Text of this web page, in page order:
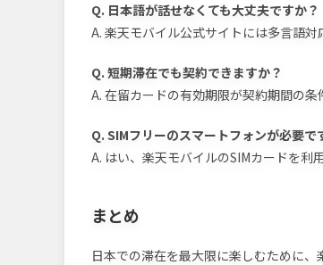
Q. 日本語が話せなくても大丈夫ですか？
A. 楽天モバイル公式サイトには多言語
Q. 短期滞在でも契約できますか？
A. 在留カードの有効期限が契約期間の
Q. SIMフリーのスマートフォンが必要で
A. はい、楽天モバイルのSIMカードを利
まとめ
日本での滞在を最大限に楽しむために